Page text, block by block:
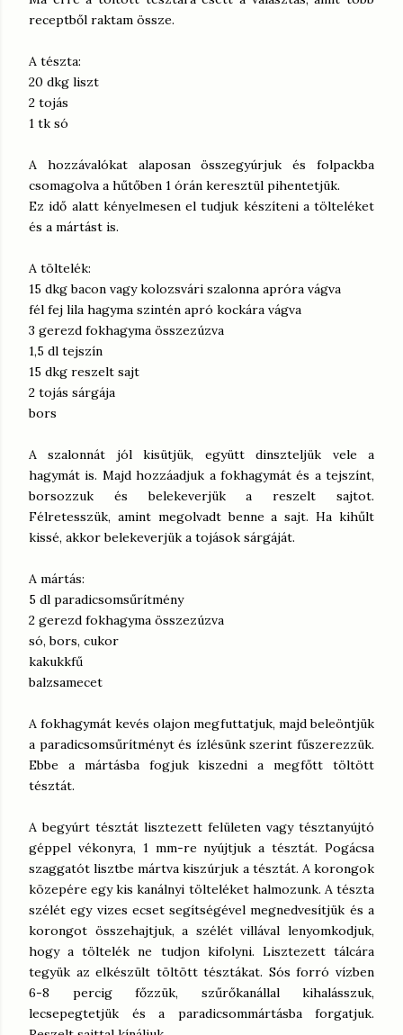
receptből raktam össze.
A tészta:
20 dkg liszt
2 tojás
1 tk só
A hozzávalókat alaposan összegyúrjuk és folpackba
csomagolva a hűtőben 1 órán keresztül pihentetjük.
Ez idő alatt kényelmesen el tudjuk készíteni a tölteléket
és a mártást is.
A töltelék:
15 dkg bacon vagy kolozsvári szalonna apróra vágva
fél fej lila hagyma szintén apró kockára vágva
3 gerezd fokhagyma összezúzva
1,5 dl tejszín
15 dkg reszelt sajt
2 tojás sárgája
bors
A szalonnát jól kisütjük, együtt dinszteljük vele a
hagymát is. Majd hozzáadjuk a fokhagymát és a tejszínt,
borsozzuk és belekeverjük a reszelt sajtot.
Félretesszük, amint megolvadt benne a sajt. Ha kihűlt
kissé, akkor belekeverjük a tojások sárgáját.
A mártás:
5 dl paradicsomsűrítmény
2 gerezd fokhagyma összezúzva
só, bors, cukor
kakukkfű
balzsamecet
A fokhagymát kevés olajon megfuttatjuk, majd beleöntjük
a paradicsomsűrítményt és ízlésünk szerint fűszerezzük.
Ebbe a mártásba fogjuk kiszedni a megfőtt töltött
tésztát.
A begyúrt tésztát lisztezett felületen vagy tésztanyújtó
géppel vékonyra, 1 mm-re nyújtjuk a tésztát. Pogácsa
szaggatót lisztbe mártva kiszúrjuk a tésztát. A korongok
közepére egy kis kanálnyi tölteléket halmozunk. A tészta
szélét egy vizes ecset segítségével megnedvesítjük és a
korongot összehajtjuk, a szélét villával lenyomkodjuk,
hogy a töltelék ne tudjon kifolyni. Lisztezett tálcára
tegyük az elkészült töltött tésztákat. Sós forró vízben
6-8 percig főzzük, szűrőkanállal kihalásszuk,
lecsepegtetjük és a paradicsommártásba forgatjuk.